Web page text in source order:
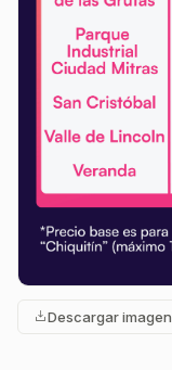
Descargar imagen